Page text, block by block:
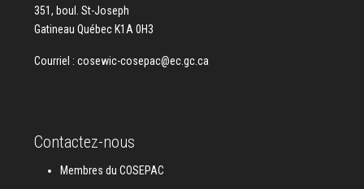
351, boul. St-Joseph
Gatineau Québec K1A 0H3
Courriel : cosewic-cosepac@ec.gc.ca
Contactez-nous
Membres du COSEPAC